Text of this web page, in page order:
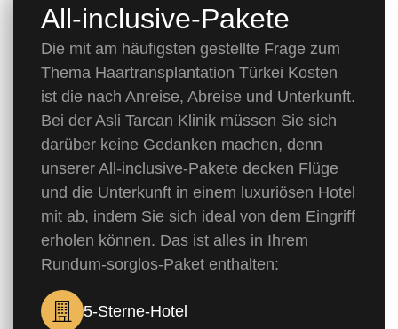
All-inclusive-Pakete
Die mit am häufigsten gestellte Frage zum
Thema Haartransplantation Türkei Kosten
ist die nach Anreise, Abreise und Unterkunft.
Bei der Asli Tarcan Klinik müssen Sie sich
darüber keine Gedanken machen, denn
unserer All-inclusive-Pakete decken Flüge
und die Unterkunft in einem luxuriösen Hotel
mit ab, indem Sie sich ideal von dem Eingriff
erholen können. Das ist alles in Ihrem
Rundum-sorglos-Paket enthalten:
5-Sterne-Hotel